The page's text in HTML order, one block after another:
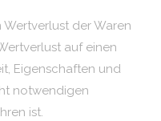
der Waren
auf einen
Eigenschaften und
notwendigen
ist.